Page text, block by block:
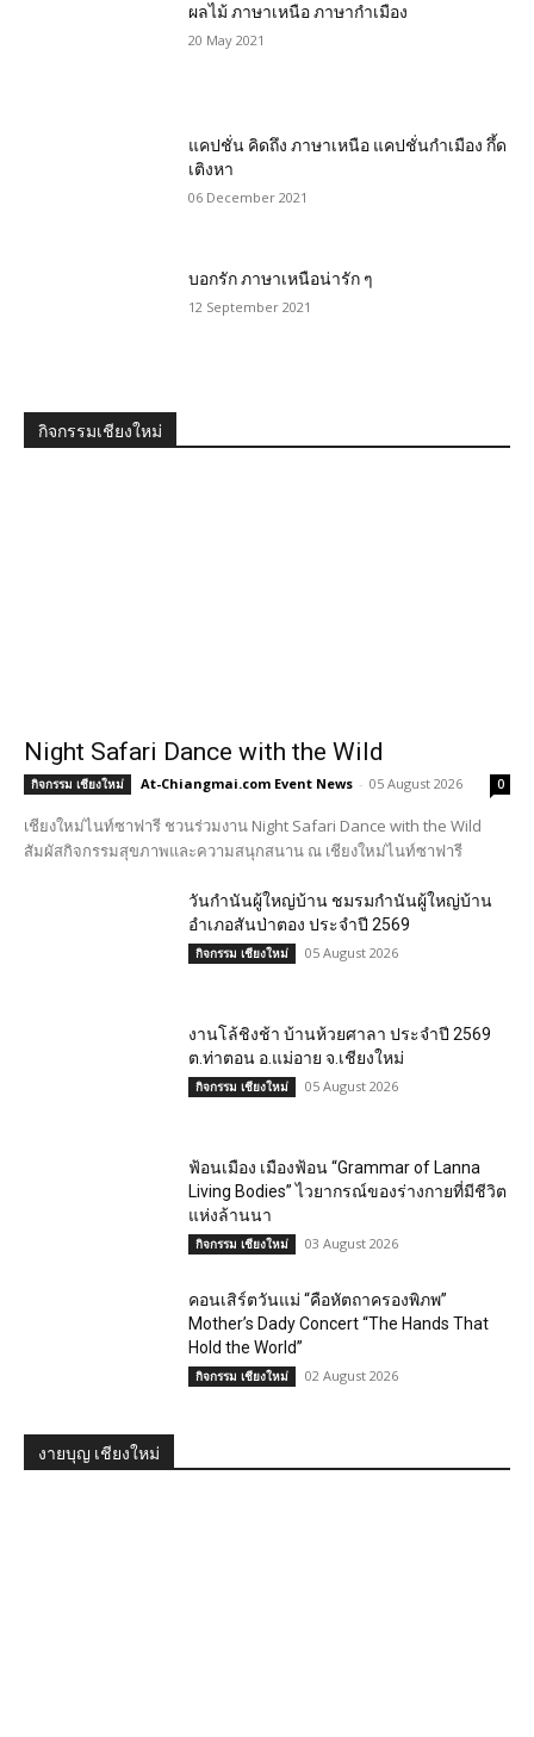
ผลไม้ ภาษาเหนือ ภาษากำเมือง
20 May 2021
แคปชั่น คิดถึง ภาษาเหนือ แคปชั่นกำเมือง กึ้ด
เติงหา
06 December 2021
บอกรัก ภาษาเหนือน่ารัก ๆ
12 September 2021
กิจกรรมเชียงใหม่
Night Safari Dance with the Wild
กิจกรรม เชียงใหม่ At-Chiangmai.com Event News - 05 August 2026 0
เชียงใหม่ไนท์ซาฟารี ชวนร่วมงาน Night Safari Dance with the Wild
สัมผัสกิจกรรมสุขภาพและความสนุกสนาน ณ เชียงใหม่ไนท์ซาฟารี
วันกำนันผู้ใหญ่บ้าน ชมรมกำนันผู้ใหญ่บ้าน
อำเภอสันป่าตอง ประจำปี 2569
กิจกรรม เชียงใหม่ 05 August 2026
งานโล้ชิงช้า บ้านห้วยศาลา ประจำปี 2569
ต.ท่าตอน อ.แม่อาย จ.เชียงใหม่
กิจกรรม เชียงใหม่ 05 August 2026
ฟ้อนเมือง เมืองฟ้อน “Grammar of Lanna
Living Bodies” ไวยากรณ์ของร่างกายที่มีชีวิต
แห่งล้านนา
กิจกรรม เชียงใหม่ 03 August 2026
คอนเสิร์ตวันแม่ “คือหัตถาครองพิภพ”
Mother’s Dady Concert “The Hands That
Hold the World”
กิจกรรม เชียงใหม่ 02 August 2026
งายบุญ เชียงใหม่